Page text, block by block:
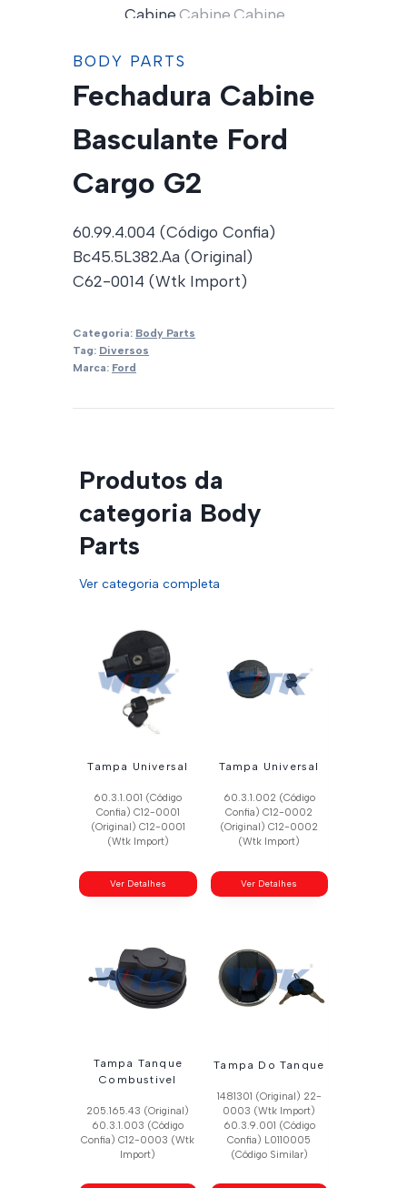
BODY PARTS
Fechadura Cabine
Basculante Ford
Cargo G2
60.99.4.004 (Código Confia)
Bc45.5L382.Aa (Original)
C62-0014 (Wtk Import)
Categoria: Body Parts
Tag: Diversos
Marca: Ford
Produtos da
categoria Body
Parts
Ver categoria completa
Tampa Universal
60.3.1.001 (Código
Confia) C12-0001
(Original) C12-0001
(Wtk Import)
Ver Detalhes
Tampa Universal
60.3.1.002 (Código
Confia) C12-0002
(Original) C12-0002
(Wtk Import)
Ver Detalhes
Tampa Tanque
Combustivel
205.165.43 (Original)
60.3.1.003 (Código
Confia) C12-0003 (Wtk
Import)
Tampa Do Tanque
1481301 (Original) 22-
0003 (Wtk Import)
60.3.9.001 (Código
Confia) L0110005
(Código Similar)